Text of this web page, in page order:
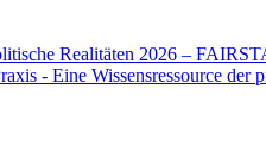
Realitäten 2026 –
- Eine Wissensressource der